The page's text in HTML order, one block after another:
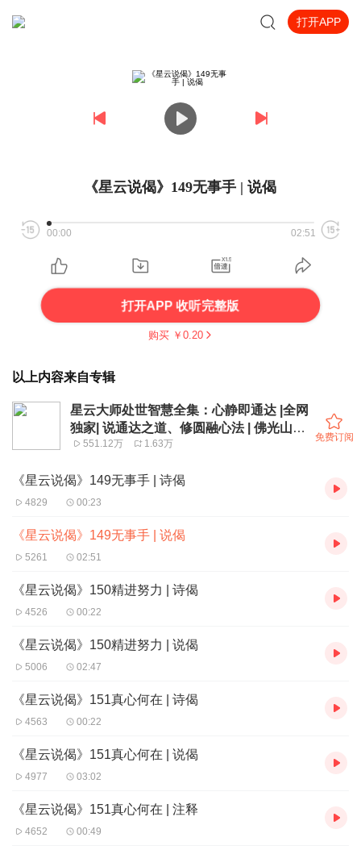
打开APP
《星云说偈》149无事手 | 说偈
00:00 02:51
打开APP 收听完整版
购买 ￥ 0.20
以上内容来自专辑
星云大师处世智慧全集：心静即通达 |全网
独家| 说通达之道、修圆融心法 | 佛光山金
玉满堂“六书” | 金刚经 心经 佛教
551.12万 1.63万
免费订阅
《星云说偈》149无事手 | 诗偈
4829 00:23
《星云说偈》149无事手 | 说偈
5261 02:51
《星云说偈》150精进努力 | 诗偈
4526 00:22
《星云说偈》150精进努力 | 说偈
5006 02:47
《星云说偈》151真心何在 | 诗偈
4563 00:22
《星云说偈》151真心何在 | 说偈
4977 03:02
《星云说偈》151真心何在 | 注释
4652 00:49